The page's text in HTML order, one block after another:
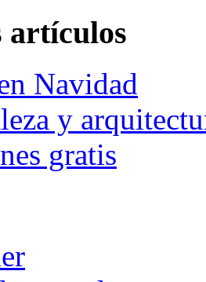
artículos
Navidad
y
gratis